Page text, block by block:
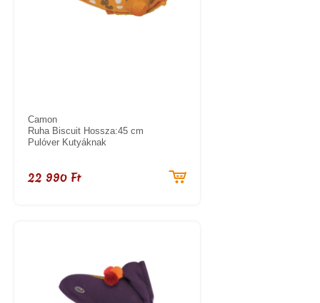
Camon
Ruha Biscuit Hossza:45 cm
Pulóver Kutyáknak
22 990 Ft